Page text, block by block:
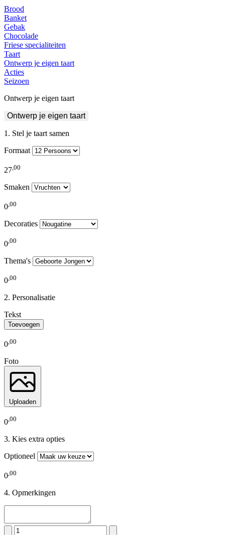
Brood
Banket
Gebak
Chocolade
Friese specialiteiten
Taart
Ontwerp je eigen taart
Acties
Seizoen
Ontwerp je eigen taart
Ontwerp je eigen taart
Stel je taart samen
Formaat
27 00
Smaken
0 00
Decoraties
0,00
Thema's
0 00
Personalisatie
Tekst
Toevoegen
0 00
Foto
Uploaden
0,00
Kies extra opties
Optioneel
0 00
Opmerkingen